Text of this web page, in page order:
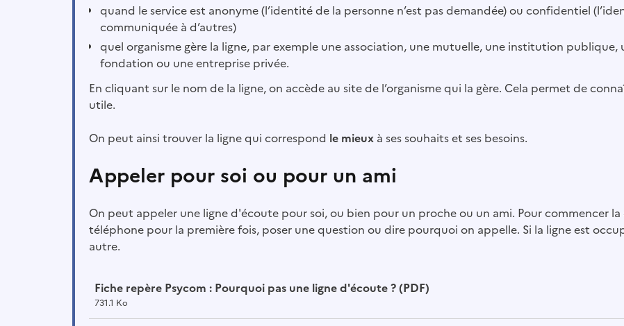
quand le service est anonyme (l’identité de la personne n’est pas demandée) ou confidentiel
communiquée à d’autres)
quel organisme gère la ligne, par exemple une association, une mutuelle, une institution
fondation ou une entreprise privée.
En cliquant sur le nom de la ligne, on accède au site de l’organisme qui la gère. Cela permet de
utile.
On peut ainsi trouver la ligne qui correspond le mieux à ses souhaits et ses besoins.
Appeler pour soi ou pour un ami
On peut appeler une ligne d'écoute pour soi, ou bien pour un proche ou un ami. Pour commencer
téléphone pour la première fois, poser une question ou dire pourquoi on appelle. Si la ligne est
autre.
Fiche repère Psycom : Pourquoi pas une ligne d'écoute ? (PDF)
731.1 Ko